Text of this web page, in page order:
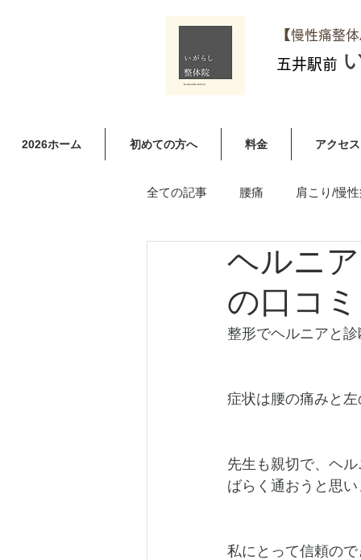
【慢性痛整
五井駅前
2026ホーム 初めての方へ 料金 アクセス
全ての記事 腰痛 肩こり/慢
足やお尻のしびれ（ヘルニア含
ヘルニ
の口コミ
整形でヘルニアと
症状は腰の痛みと
先生も親切で、ヘ
ばらく通おうと思
私にとって信頼の